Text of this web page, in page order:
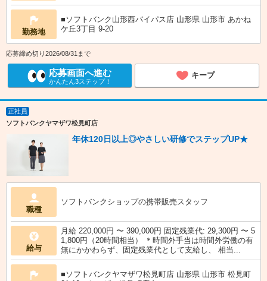
勤務地
■ソフトバンク山形西バイパス店 山形県 山形市 あかね
ケ丘3丁目 9‐20
応募締め切り2026/08/31まで
応募画面へ進む
かんたん3ステップ！
キープ
正社員
ソフトバンクヤマザワ松見町店
年休120日以上◎やさしい研修でステップUP★
職種
ソフトバンクショップの携帯販売スタッフ
給与
月給 220,000円 〜 390,000円 固定残業代: 29,300円 〜 5
1,800円（20時間相当） ＊時間外手当は時間外労働の有
無にかかわらず、固定残業代として支給し、 相当...
■ソフトバンクヤマザワ松見町店 山形県 山形市 松見町